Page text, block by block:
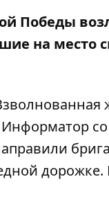
Победы
на место
Информатор